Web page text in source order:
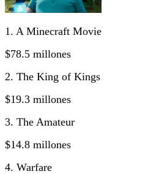
1. A Minecraft Movie
$78.5 millones
2. The King of Kings
$19.3 millones
3. The Amateur
$14.8 millones
4. Warfare